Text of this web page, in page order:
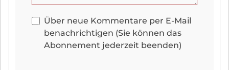
Über neue Kommentare per E-Mail
benachrichtigen (Sie können das
Abonnement jederzeit beenden)